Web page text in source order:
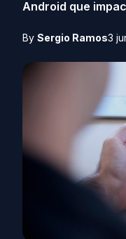
Android que
By Sergio Ramos3